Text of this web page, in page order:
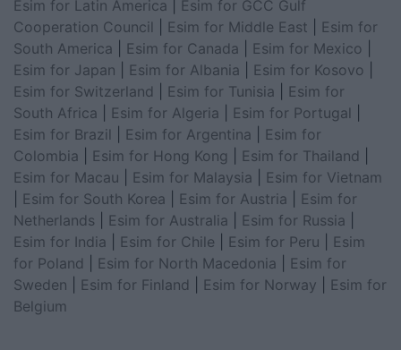
Esim for Latin America
Esim for GCC Gulf
Cooperation Council
Esim for Middle East
Esim for
South America
Esim for Canada Esim for Mexico
Esim for Japan
Esim for Albania Esim for Kosovo
Esim for Switzerland
Esim for Tunisia
Esim for
South Africa
Esim for Algeria Esim for Portugal
Esim for Brazil
Esim for Argentina
Esim for
Colombia
Esim for Hong Kong Esim for Thailand
Esim for Macau
Esim for Malaysia
Esim for Vietnam
Esim for South Korea Esim for Austria
Esim for
Netherlands
Esim for Australia Esim for Russia
Esim for India
Esim for Chile Esim for Peru
Esim
for Poland
Esim for North Macedonia
Esim for
Sweden
Esim for Finland Esim for Norway
Esim for
Belgium